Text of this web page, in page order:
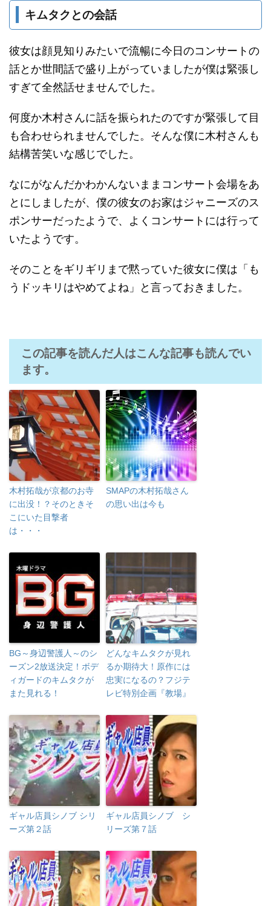
キムタクとの会話
彼女は顔見知りみたいで流暢に今日のコンサートの
話とか世間話で盛り上がっていましたが僕は緊張し
すぎて全然話せませんでした。
何度か木村さんに話を振られたのですが緊張して目
も合わせられませんでした。そんな僕に木村さんも
結構苦笑いな感じでした。
なにがなんだかわかんないままコンサート会場をあ
とにしましたが、僕の彼女のお家はジャニーズのス
ポンサーだったようで、よくコンサートには行って
いたようです。
そのことをギリギリまで黙っていた彼女に僕は「も
うドッキリはやめてよね」と言っておきました。
この記事を読んだ人はこんな記事も読んでい
ます。
木村拓哉が京都のお寺
に出没！？そのときそ
こにいた目撃者
は・・・
SMAPの木村拓哉さん
の思い出は今も
BG～身辺警護人～のシ
ーズン2放送決定！ボデ
ィガードのキムタクが
また見れる！
どんなキムタクが見れ
るか期待大！原作には
忠実になるの？フジテ
レビ特別企画『教場』
ギャル店員シノブ シリ
ーズ第２話
ギャル店員シノブ シ
リーズ第７話